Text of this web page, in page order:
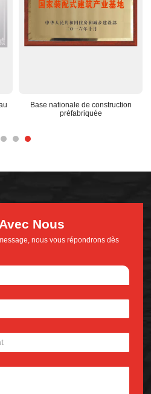
Base nationale de construction
préfabriquée
Nous
nous vous répondrons dès